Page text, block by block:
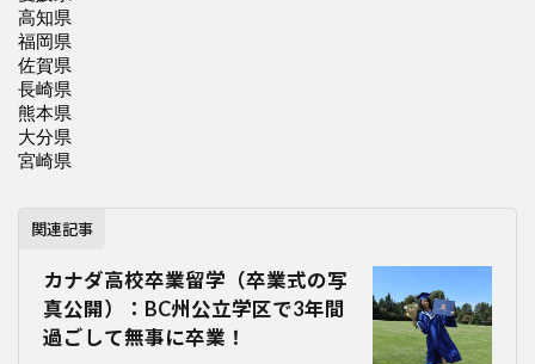
関連記事
カナダ高校卒業留学（卒業式の写
真公開）：BC州公立学区で3年間
過ごして無事に卒業！